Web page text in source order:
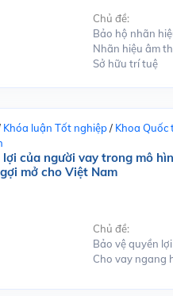
Chủ đề:
Bảo hộ nhãn
Nhãn hiệu âm
Sở hữu trí tuệ
Khóa luận Tốt nghiệp/ Khoa Quốc
của người vay trong mô
mở cho Việt Nam
Chủ đề:
Bảo vệ quyền
Cho vay ngang